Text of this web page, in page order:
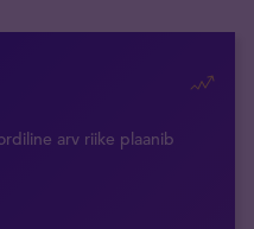
arv riike plaanib